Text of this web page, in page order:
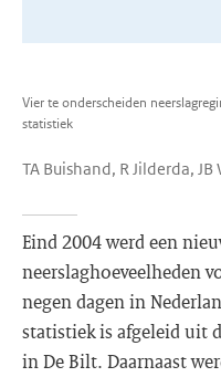
Vier te onderscheiden
statistiek
TA Buishand, R Jilderda,
Eind 2004 werd een
neerslaghoeveelheden
negen dagen in
statistiek is afgeleid uit
in De Bilt. Daarnaast